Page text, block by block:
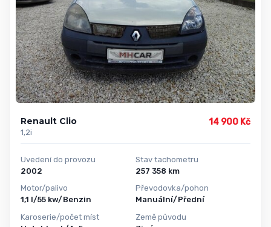
Renault Clio
1,2i
14 900 Kč
Uvedení do provozu
2002
Motor/palivo
1,1 l/55 kw/Benzin
Karoserie/počet míst
Stav tachometru
257 358 km
Převodovka/pohon
Manuální/Přední
Země původu